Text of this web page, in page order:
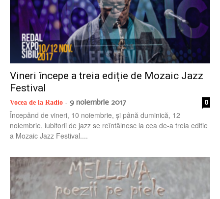
Vineri începe a treia ediție de Mozaic Jazz
Festival
Vocea de la Radio - 9 noiembrie 2017 0
Începând de vineri, 10 noiembrie, și până duminică, 12
noiembrie, iubitorii de jazz se reîntâlnesc la cea de-a treia editie
a Mozaic Jazz Festival....